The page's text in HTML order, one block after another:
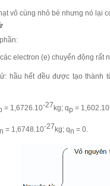
vô cùng nhỏ bé nhưng nó lại
electron (e) chuyển động rất
hầu hết đều được tạo thành
= 1,6726.10-27 kg; qp = 1,602.10
n = 1,6748.10-27kg; qn = 0